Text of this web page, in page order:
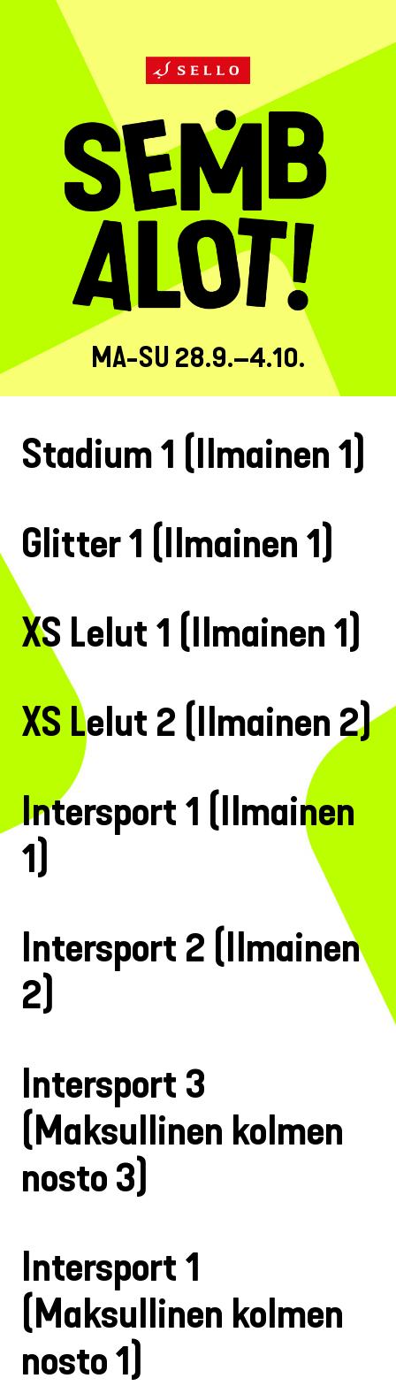
MA-SU 28.9.–4.10.
Stadium 1 (Ilmainen 1)
Glitter 1 (Ilmainen 1)
XS Lelut 1 (Ilmainen 1)
XS Lelut 2 (Ilmainen 2)
Intersport 1 (Ilmainen
1)
Intersport 2 (Ilmainen
2)
Intersport 3
(Maksullinen kolmen
nosto 3)
Intersport 1
(Maksullinen kolmen
nosto 1)